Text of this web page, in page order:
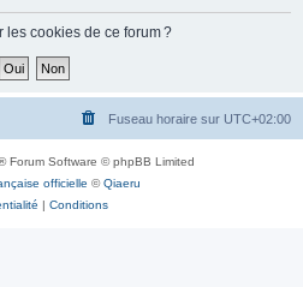
h
les cookies de ce forum ?
Fuseau horaire sur UTC+02:00
Forum Software © phpBB Limited
officielle ©Qiaeru
| Conditions